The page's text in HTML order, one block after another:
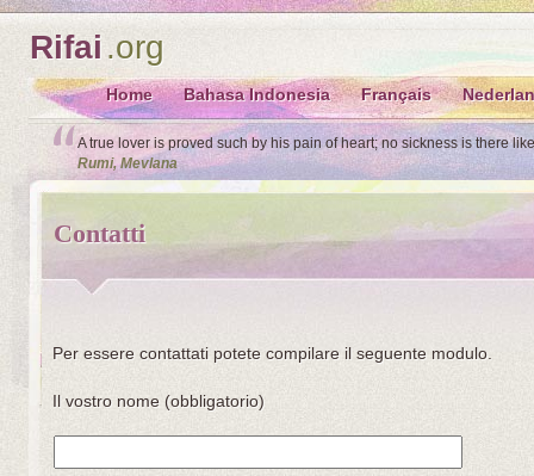
Rifai.org
Home Bahasa Indonesia Français
A true lover is proved such by his pain of heart; no sickness is there
Rumi, Mevlana
Contatti
Per essere contattati potete compilare il seguente modulo.
Il vostro nome (obbligatorio)